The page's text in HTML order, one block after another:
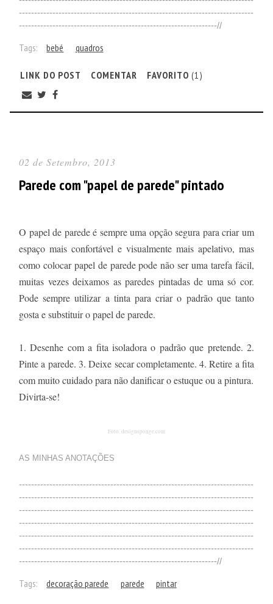
-----------------------------------------------------------------------------
-----------------------------------------------------------------//
Tags: bebé quadros
LINK DO POST COMENTAR FAVORITO (1)
02 de Setembro, 2013
Parede com "papel de parede" pintado
O papel de parede é sempre uma opção segura para criar um
espaço mais confortável e visualmente mais apelativo, mas
como colocar papel de parede pode não ser uma tarefa fácil,
muitas vezes deixamos as paredes pintadas de uma só cor.
Pode sempre utilizar a tinta para criar o padrão que tanto
gosta e substituir o papel de parede.
1. Desenhe com a fita isoladora o padrão que pretende. 2.
Pinte a parede. 3. Deixe secar completamente. 4. Retire a fita
com muito cuidado para não danificar o estuque ou a pintura.
Divirta-se!
Foto. designsponge.com
AS MINHAS ANOTAÇÕES
-----------------------------------------------------------------------------
-----------------------------------------------------------------------------
-----------------------------------------------------------------------------
-----------------------------------------------------------------------------
-----------------------------------------------------------------------------
-----------------------------------------------------------------------------
-----------------------------------------------------------------//
Tags: decoração parede parede pintar